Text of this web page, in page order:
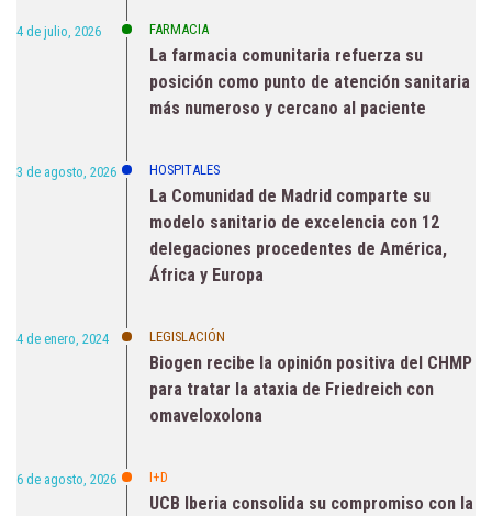
4 de julio, 2026 FARMACIA
La farmacia comunitaria refuerza su
posición como punto de atención sanitaria
más numeroso y cercano al paciente
3 de agosto, 2026 HOSPITALES
La Comunidad de Madrid comparte su
modelo sanitario de excelencia con 12
delegaciones procedentes de América,
África y Europa
4 de enero, 2024 LEGISLACIÓN
Biogen recibe la opinión positiva del CHMP
para tratar la ataxia de Friedreich con
omaveloxolona
6 de agosto, 2026 I+D
UCB Iberia consolida su compromiso con la